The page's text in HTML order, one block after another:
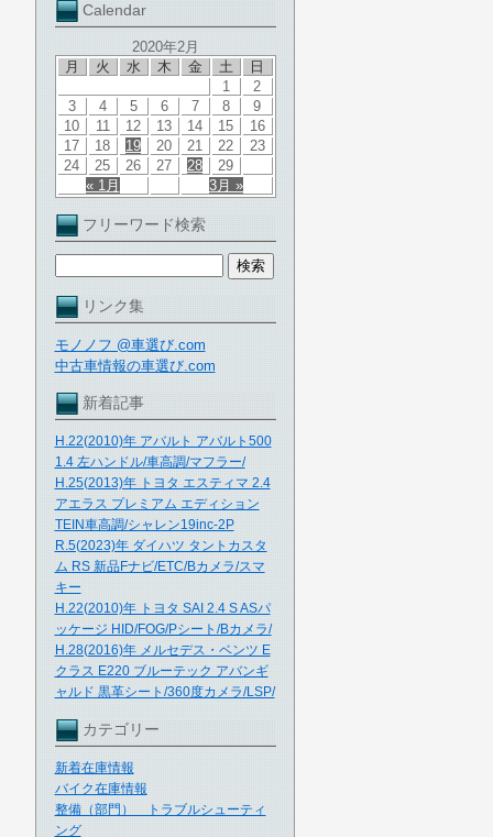
Calendar
2020年2月
月
火 水 木 金 土 日
« 1月 3月 »
1
2
3
4 5 6 7 8
9
10
11 12 13 14 15
16
17
18 19 20 21 22
23
24
25 26 27 28 29
フリーワード検索
リンク集
モノノフ @車選び.com
中古車情報の車選び.com
新着記事
H.22(2010)年 アバルト アバルト500
1.4 左ハンドル/車高調/マフラー/
H.25(2013)年 トヨタ エスティマ 2.4
アエラス プレミアム エディション
TEIN車高調/シャレン19inc-2P
R.5(2023)年 ダイハツ タントカスタ
ム RS 新品Fナビ/ETC/Bカメラ/スマ
キー
H.22(2010)年 トヨタ SAI 2.4 S ASパ
ッケージ HID/FOG/Pシート/Bカメラ/
H.28(2016)年 メルセデス・ベンツ E
クラス E220 ブルーテック アバンギ
ャルド 黒革シート/360度カメラ/LSP/
カテゴリー
新着在庫情報
バイク在庫情報
整備（部門） トラブルシューティ
ング